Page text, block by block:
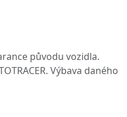
původu vozidla.
Výbava daného